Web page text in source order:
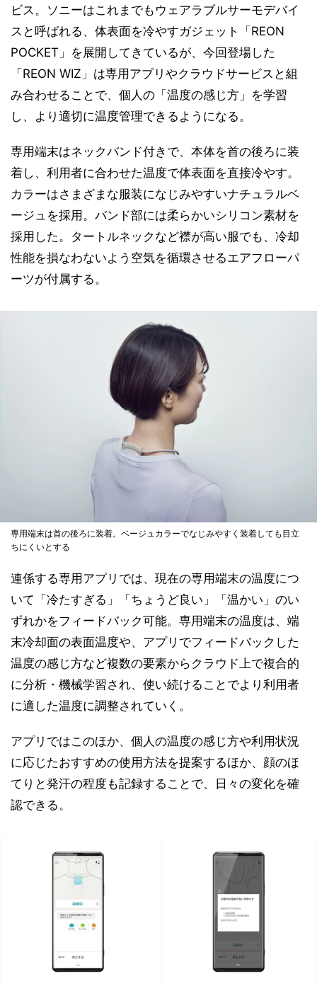
ビス。ソニーはこれまでもウェアラブルサーモデバイ
スと呼ばれる、体表面を冷やすガジェット「REON
POCKET」を展開してきているが、今回登場した
「REON WIZ」は専用アプリやクラウドサービスと組
み合わせることで、個人の「温度の感じ方」を学習
し、より適切に温度管理できるようになる。
専用端末はネックバンド付きで、本体を首の後ろに装
着し、利用者に合わせた温度で体表面を直接冷やす。
カラーはさまざまな服装になじみやすいナチュラルベ
ージュを採用。バンド部には柔らかいシリコン素材を
採用した。タートルネックなど襟が高い服でも、冷却
性能を損なわないよう空気を循環させるエアフローパ
ーツが付属する。
専用端末は首の後ろに装着。ベージュカラーでなじみやすく装着しても目立
ちにくいとする
連係する専用アプリでは、現在の専用端末の温度につ
いて「冷たすぎる」「ちょうど良い」「温かい」のい
ずれかをフィードバック可能。専用端末の温度は、端
末冷却面の表面温度や、アプリでフィードバックした
温度の感じ方など複数の要素からクラウド上で複合的
に分析・機械学習され、使い続けることでより利用者
に適した温度に調整されていく。
アプリではこのほか、個人の温度の感じ方や利用状況
に応じたおすすめの使用方法を提案するほか、顔のほ
てりと発汗の程度も記録することで、日々の変化を確
認できる。